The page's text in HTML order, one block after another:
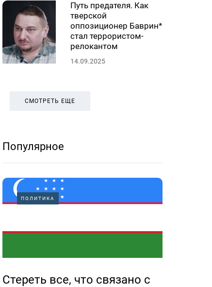
Путь предателя. Как
тверской
оппозиционер Баврин*
стал террористом-
релокантом
14.09.2025
СМОТРЕТЬ ЕЩЕ
Популярное
ПОЛИТИКА
Стереть все, что связано с